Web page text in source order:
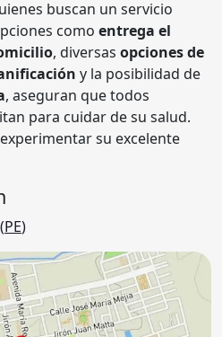
buscan un servicio
como entrega el
, diversas opciones de
y la posibilidad de
, aseguran que todos
para cuidar de su salud.
su excelente
PE)